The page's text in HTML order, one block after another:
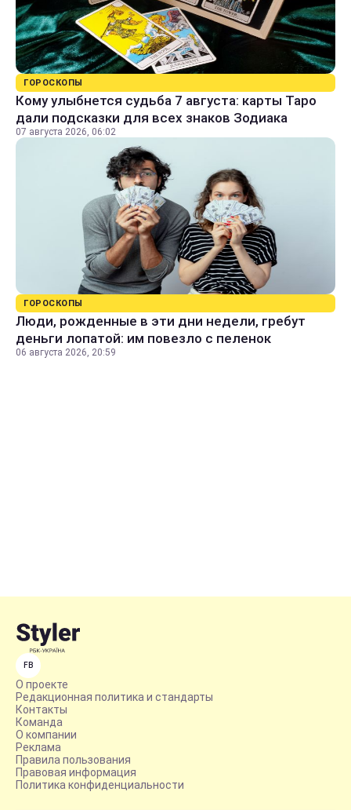
ГОРОСКОПЫ
Кому улыбнется судьба 7 августа: карты Таро
дали подсказки для всех знаков Зодиака
07 августа 2026, 06:02
ГОРОСКОПЫ
Люди, рожденные в эти дни недели, гребут
деньги лопатой: им повезло с пеленок
06 августа 2026, 20:59
FB
О проекте
Редакционная политика и стандарты
Контакты
Команда
О компании
Реклама
Правила пользования
Правовая информация
Политика конфиденциальности